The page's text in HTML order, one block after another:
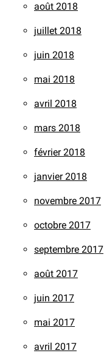
août 2018
juillet 2018
juin 2018
mai 2018
avril 2018
mars 2018
février 2018
janvier 2018
novembre 2017
octobre 2017
septembre 2017
août 2017
juin 2017
mai 2017
avril 2017